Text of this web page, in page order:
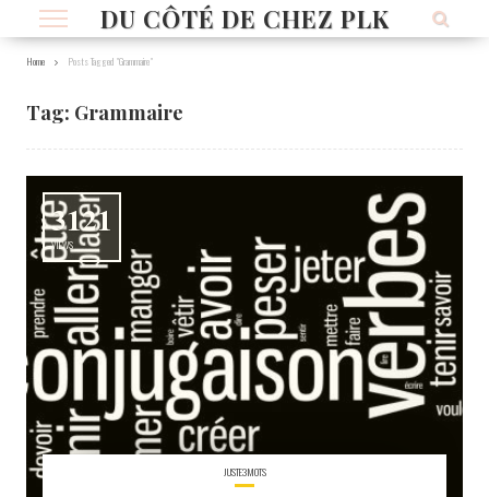
DU CÔTÉ DE CHEZ PLK
Home Posts Tagged "Grammaire"
Tag: Grammaire
3121
VIEWS
JUSTE3MOTS